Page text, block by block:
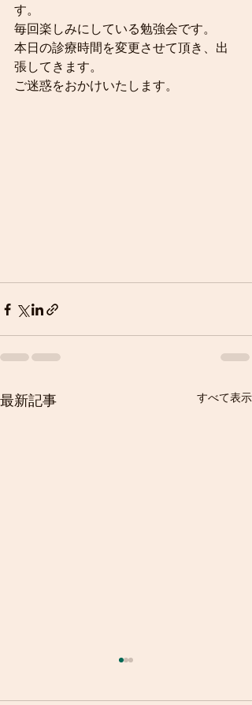
す。
毎回楽しみにしている勉強会です。
本日の診療時間を変更させて頂き、出
張してきます。
ご迷惑をおかけいたします。
最新記事 すべて表示